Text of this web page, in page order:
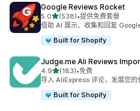
Google Reviews Rocket
5.0星（满分 5 星）
(538)
总共 538 条评论
•提供免费套餐
借助 AI 展示、收集和回复
Built for Shopify
Judge.me Ali Reviews
4.9星（满分 5 星）
(183)
总共 183 条评论
•免费
导入 AliExpress 评论，发展您的
Built for Shopify